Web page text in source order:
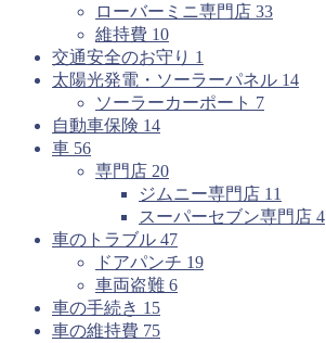
ローバーミニ専門店 33
維持費 10
交通安全のお守り 1
太陽光発電・ソーラーパネル 14
ソーラーカーポート 7
自動車保険 14
車 56
専門店 20
ジムニー専門店 11
スーパーセブン専門店 4
車のトラブル 47
ドアパンチ 19
車両盗難 6
車の手続き 15
車の維持費 75